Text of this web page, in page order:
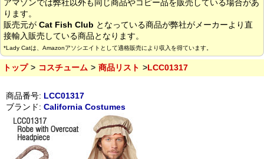
アマゾンでは弊社以外も同じ商品やコピー品を販売している場合があ
ります。
販売元が Cat Fish Club となっている商品が弊社がメーカーより直
接輸入販売している商品となります。
*Lady Catは、Amazonアソシエイトとして適格販売により収入を得ています。
トップ コスチューム 商品リスト LCC01317
商品番号: LCC01317
ブランド: California Costumes